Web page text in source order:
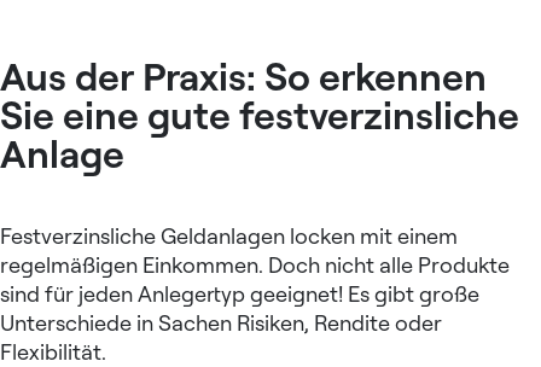
Aus der Praxis: So erkennen
Sie eine gute festverzinsliche
Anlage
Festverzinsliche Geldanlagen locken mit einem
regelmäßigen Einkommen. Doch nicht alle Produkte
sind für jeden Anlegertyp geeignet! Es gibt große
Unterschiede in Sachen Risiken, Rendite oder
Flexibilität.